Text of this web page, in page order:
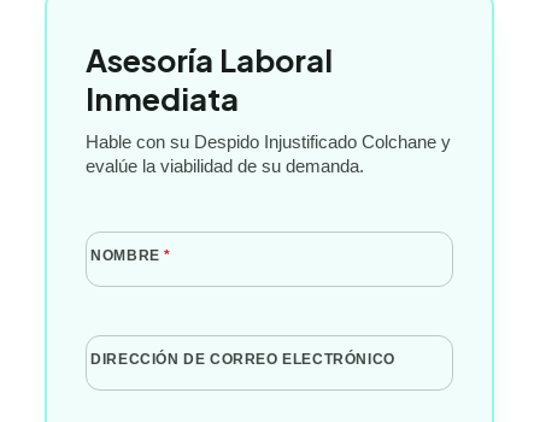
Asesoría Laboral
Inmediata
Hable con su Despido Injustificado Colchane y
evalúe la viabilidad de su demanda.
NOMBRE*
DIRECCIÓN DE CORREO ELECTRÓNICO